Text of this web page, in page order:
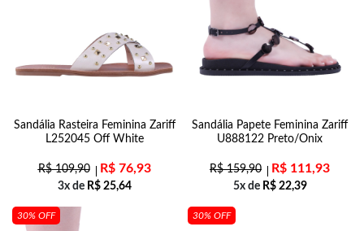
Sandália Rasteira Feminina Zariff
L252045 Off White
R$109,90 R$76,93
3x de R$25,64
Sandália Papete Feminina Zariff
U888122 Preto/Onix
R$159,90 R$ 111,93
5x de R$22,39
30% OFF 30% OFF